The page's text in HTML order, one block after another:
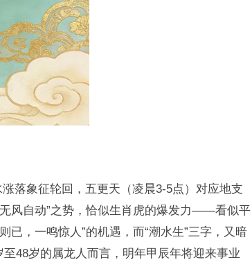
落象征轮回，五更天（凌晨3-5点）对应地支
风自动”之势，恰似生肖虎的爆发力——看似平
已，一鸣惊人”的机遇，而“潮水生”三字，又暗
48岁的属龙人而言，明年甲辰年将迎来事业